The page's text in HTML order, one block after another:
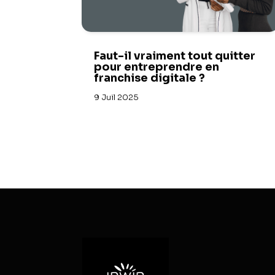
Faut-il vraiment tout quitter
pour entreprendre en
franchise digitale ?
9 Juil 2025